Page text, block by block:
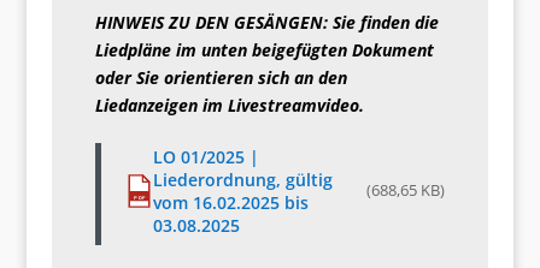
HINWEIS ZU DEN GESÄNGEN: Sie finden die
Liedpläne im unten beigefügten Dokument
oder Sie orientieren sich an den
Liedanzeigen im Livestreamvideo.
PDF
LO 01/2025 |
Liederordnung, gültig
vom 16.02.2025 bis
03.08.2025
(688,65 KB)